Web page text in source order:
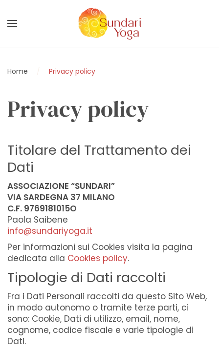
Skip to main content
Home Privacy policy
Privacy policy
Titolare del Trattamento dei
Dati
ASSOCIAZIONE “SUNDARI”
VIA SARDEGNA 37 MILANO
C.F. 9769181015O
Paola Saibene
info@sundariyoga.it
Per informazioni sui Cookies visita la pagina
dedicata alla Cookies policy.
Tipologie di Dati raccolti
Fra i Dati Personali raccolti da questo Sito Web,
in modo autonomo o tramite terze parti, ci
sono: Cookie, Dati di utilizzo, email, nome,
cognome, codice fiscale e varie tipologie di
Dati.